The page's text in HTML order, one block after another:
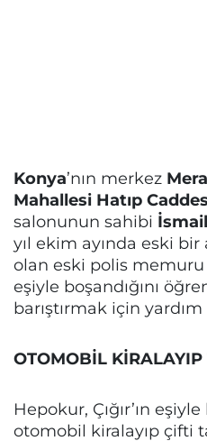
Konya’nın merkez
Mahallesi Hatıp
salonunun sahibi
yıl ekim ayında eski bir
olan eski polis memuru
eşiyle boşandığını
barıştırmak için
OTOMOBİL KİRALAYIP
Hepokur, Çığır’ın
otomobil kiralayıp çifti